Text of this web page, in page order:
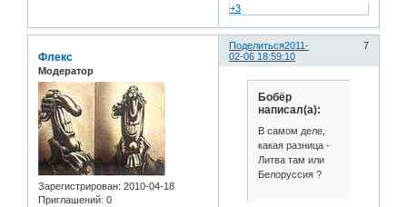
+3
Поделиться 7
2011-
02-06 18:59:10
Флекс
Модератор
Зарегистрирован: 2010-04-18
Приглашений: 0
Бобёр
написал(а):
В самом деле,
какая разница -
Литва там или
Белоруссия ?